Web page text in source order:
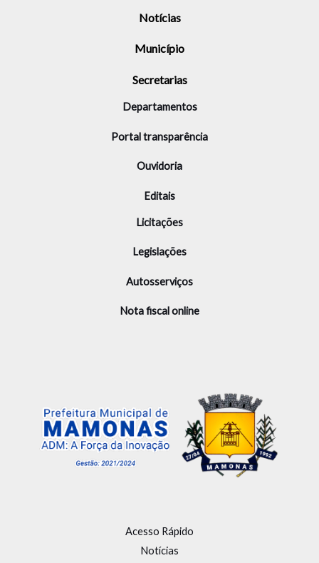
Notícias
Município
Secretarias
Departamentos
Portal transparência
Ouvidoria
Editais
Licitações
Legislações
Autosserviços
Nota fiscal online
Acesso Rápido
Notícias